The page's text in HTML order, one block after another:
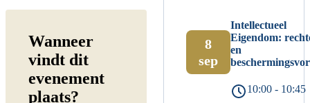
Wanneer
vindt dit
evenement
plaats?
8
sep
Intellectueel
Eigendom:
en
10:00 - 10:45